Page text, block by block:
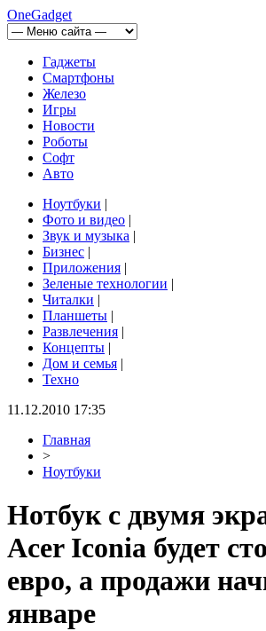
OneGadget
Гаджеты
Смартфоны
Железо
Игры
Новости
Роботы
Софт
Авто
Ноутбуки |
Фото и видео |
Звук и музыка |
Бизнес |
Приложения |
Зеленые технологии |
Читалки |
Планшеты |
Развлечения |
Концепты |
Дом и семья |
Техно
11.12.2010 17:35
Главная
>
Ноутбуки
Нотбук с двумя
Acer Iconia будет
евро, а продажи
январе